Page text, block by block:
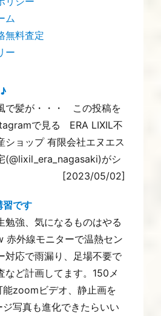
ム
無料査定
ー
で髪が・・・ この投稿を
で見る ERA LIXIL不
ショップ 有限会社エヌエス
(@lixil_era_nagasaki)がシ
[2023/05/02]
習です
勉強、気になるものはやる
赤外線モニターで温熱セン
対応で雨漏り、足場不要で
など計画してます。150メ
能zoomビデオ、静止画を
写真も進化できたらいい